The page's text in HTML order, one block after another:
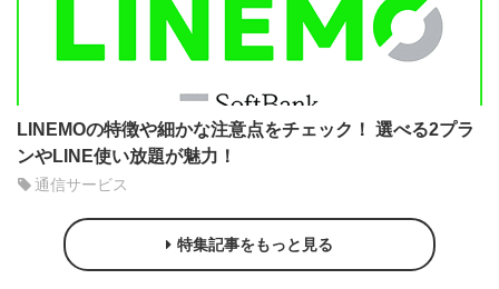
LINEMOの特徴や細かな注意点をチェック！ 選べる2プラ
ンやLINE使い放題が魅力！
通信サービス
特集記事をもっと見る